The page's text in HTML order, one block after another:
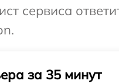
сервиса
за 35 минут